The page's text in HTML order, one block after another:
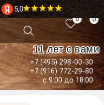
5,0
11 лет с вами
+7 (495) 298-00-30
+7 (916) 772-29-80
с 9:00 до 18:00
0 0